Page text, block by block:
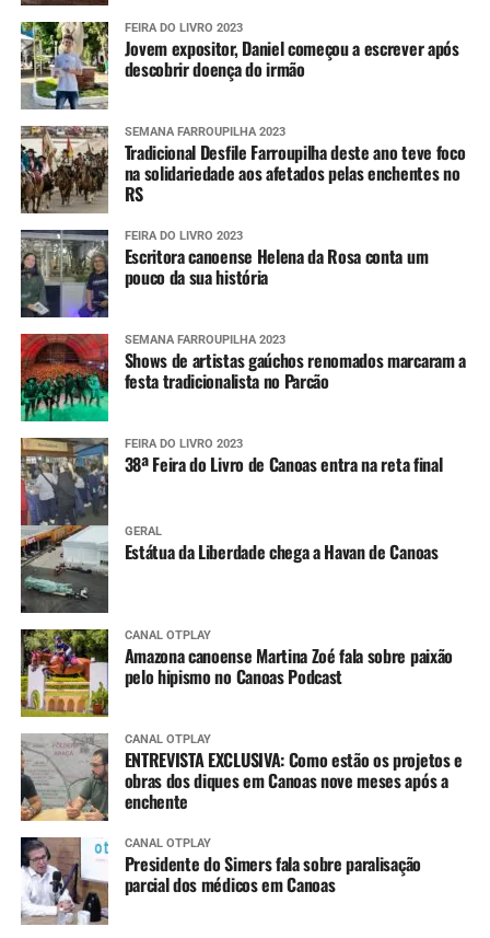
Também é possível se cadastrar via aplicativo Whatsapp.
Para ter acesso ao serviço, é necessário se registrar pelo
telefone (61) 2034-4611 ou clicando
preciso interagir com o robô de atendimento enviando
um simples “Oi”.
Após a primeira interação, o usuário pode compartilhar
sua localização atual ou qualquer outra do seu interesse
para, dessa forma, receber as mensagens que serão
encaminhadas pela Defesa Civil estadual.
FEIRA DO LIVRO 2023
Jovem expositor, Daniel começou a escrever após
descobrir doença do irmão
SEMANA FARROUPILHA 2023
Tradicional Desfile Farroupilha deste ano teve foco
na solidariedade aos afetados pelas enchentes no
RS
FEIRA DO LIVRO 2023
Escritora canoense Helena da Rosa conta um
pouco da sua história
SEMANA FARROUPILHA 2023
Shows de artistas gaúchos renomados marcaram a
festa tradicionalista no Parcão
FEIRA DO LIVRO 2023
38ª Feira do Livro de Canoas entra na reta final
GERAL
Estátua da Liberdade chega a Havan de Canoas
CANAL OTPLAY
Amazona canoense Martina Zoé fala sobre paixão
pelo hipismo no Canoas Podcast
CANAL OTPLAY
ENTREVISTA EXCLUSIVA: Como estão os projetos e
obras dos diques em Canoas nove meses após a
enchente
CANAL OTPLAY
Presidente do Simers fala sobre paralisação
parcial dos médicos em Canoas